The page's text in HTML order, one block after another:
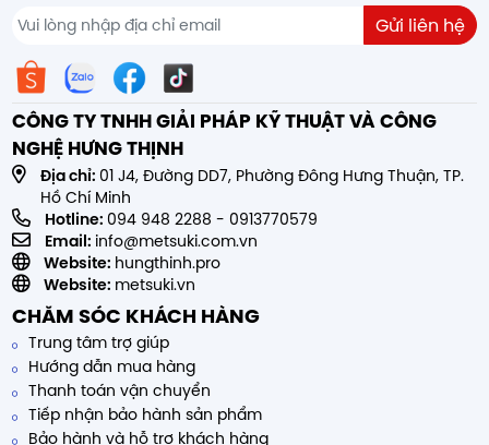
CÔNG TY TNHH GIẢI PHÁP KỸ THUẬT VÀ CÔNG
NGHỆ HƯNG THỊNH
Địa chỉ: 01 J4, Đường DD7, Phường Đông Hưng Thuận, TP.
Hồ Chí Minh
Hotline: 094 948 2288 - 0913770579
Email: info@metsuki.com.vn
Website: hungthinh.pro
Website: metsuki.vn
CHĂM SÓC KHÁCH HÀNG
Trung tâm trợ giúp
Hướng dẫn mua hàng
Thanh toán vận chuyển
Tiếp nhận bảo hành sản phẩm
Bảo hành và hỗ trợ khách hàng